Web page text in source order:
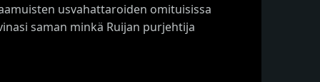
usvahattaroiden omituisissa
saman minkä Ruijan purjehtija